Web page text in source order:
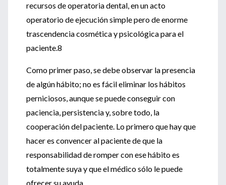
recursos de operatoria dental, en un acto
operatorio de ejecución simple pero de enorme
trascendencia cosmética y psicológica para el
paciente.8
Como primer paso, se debe observar la presencia
de algún hábito; no es fácil eliminar los hábitos
perniciosos, aunque se puede conseguir con
paciencia, persistencia y, sobre todo, la
cooperación del paciente. Lo primero que hay que
hacer es convencer al paciente de que la
responsabilidad de romper con ese hábito es
totalmente suya y que el médico sólo le puede
ofrecer su ayuda.